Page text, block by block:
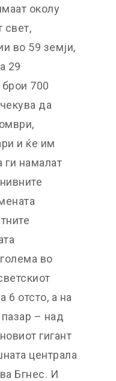
околу
свет,
во 59 земји,
29
700
да
и ќе им
намалат
во
6 отсто, а на
– над
гигант
централа
Бгнес. И